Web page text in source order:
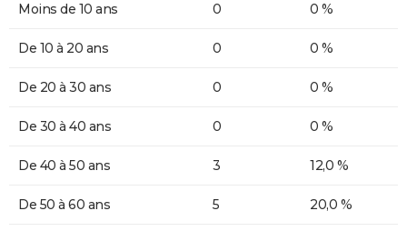
Moins de 10 ans 0 0 %
De 10 à 20 ans 0 0 %
De 20 à 30 ans 0 0 %
De 30 à 40 ans 0 0 %
De 40 à 50 ans 3 12,0 %
De 50 à 60 ans 5 20,0 %